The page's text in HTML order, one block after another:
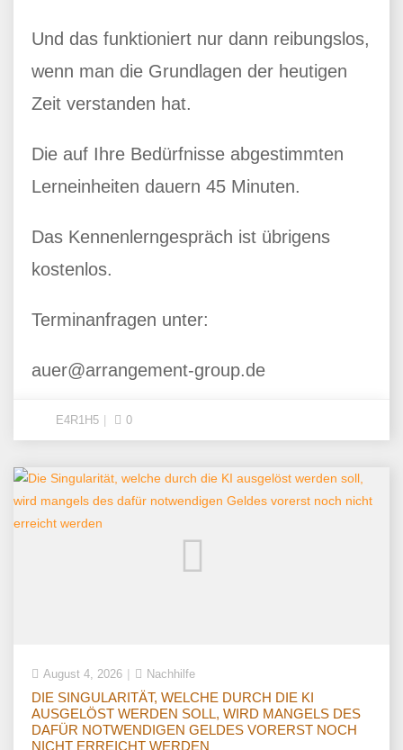
Und das funktioniert nur dann reibungslos,
wenn man die Grundlagen der heutigen
Zeit verstanden hat.
Die auf Ihre Bedürfnisse abgestimmten
Lerneinheiten dauern 45 Minuten.
Das Kennenlerngespräch ist übrigens
kostenlos.
Terminanfragen unter:
auer@arrangement-group.de
E4R1H5 0
August 4, 2026 Nachhilfe
DIE SINGULARITÄT, WELCHE DURCH DIE KI
AUSGELÖST WERDEN SOLL, WIRD MANGELS DES
DAFÜR NOTWENDIGEN GELDES VORERST NOCH
NICHT ERREICHT WERDEN